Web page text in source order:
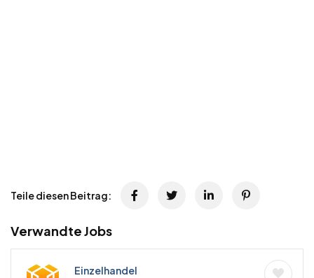
Teile diesen Beitrag:
Verwandte Jobs
Einzelhandel